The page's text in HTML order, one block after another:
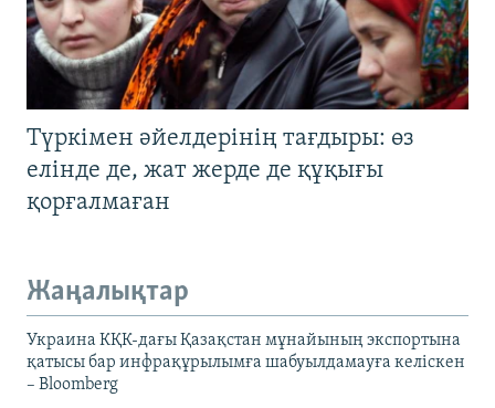
Түркімен әйелдерінің тағдыры: өз
елінде де, жат жерде де құқығы
қорғалмаған
Жаңалықтар
Украина КҚК-дағы Қазақстан мұнайының экспортына
қатысы бар инфрақұрылымға шабуылдамауға келіскен
– Bloomberg